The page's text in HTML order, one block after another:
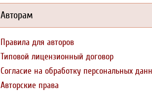
Авторам
Правила для авторов
Типовой лицензионный договор
Согласие на обработку персональных
Авторские права